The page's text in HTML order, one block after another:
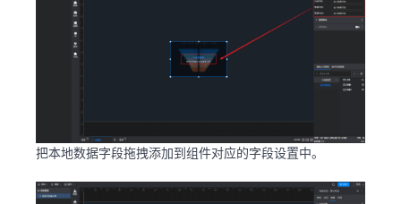
把本地数据字段拖拽添加到组件对应的字段设置中。